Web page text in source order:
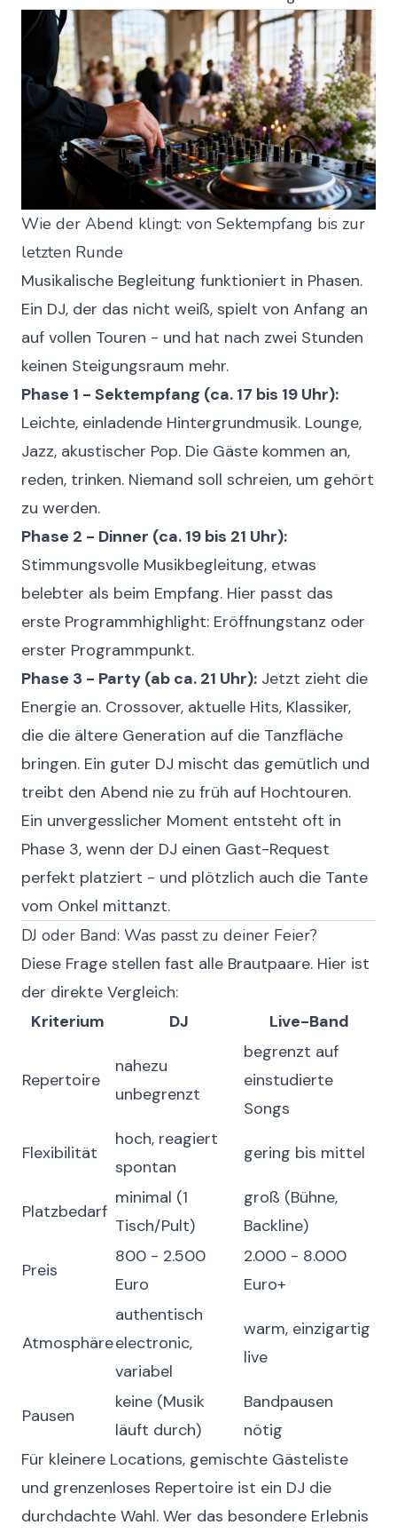
Wie der Abend klingt: von Sektempfang bis zur
letzten Runde
Musikalische Begleitung funktioniert in Phasen.
Ein DJ, der das nicht weiß, spielt von Anfang an
auf vollen Touren - und hat nach zwei Stunden
keinen Steigungsraum mehr.
Phase 1 - Sektempfang (ca. 17 bis 19 Uhr):
Leichte, einladende Hintergrundmusik. Lounge,
Jazz, akustischer Pop. Die Gäste kommen an,
reden, trinken. Niemand soll schreien, um gehört
zu werden.
Phase 2 - Dinner (ca. 19 bis 21 Uhr):
Stimmungsvolle Musikbegleitung, etwas
belebter als beim Empfang. Hier passt das
erste Programmhighlight: Eröffnungstanz oder
erster Programmpunkt.
Phase 3 - Party (ab ca. 21 Uhr): Jetzt zieht die
Energie an. Crossover, aktuelle Hits, Klassiker,
die die ältere Generation auf die Tanzfläche
bringen. Ein guter DJ mischt das gemütlich und
treibt den Abend nie zu früh auf Hochtouren.
Ein unvergesslicher Moment entsteht oft in
Phase 3, wenn der DJ einen Gast-Request
perfekt platziert - und plötzlich auch die Tante
vom Onkel mittanzt.
DJ oder Band: Was passt zu deiner Feier?
Diese Frage stellen fast alle Brautpaare. Hier ist
der direkte Vergleich:
Kriterium
DJ Live-Band
Repertoire
nahezu
unbegrenzt
begrenzt auf
einstudierte
Songs
Flexibilität
hoch, reagiert
spontan
gering bis mittel
Platzbedarf
minimal (1
Tisch/Pult)
groß (Bühne,
Backline)
Preis
800 - 2.500
Euro
2.000 - 8.000
Euro+
Atmosphäre
authentisch
electronic,
variabel
warm, einzigartig
live
Pausen
keine (Musik
läuft durch)
Bandpausen
nötig
Für kleinere Locations, gemischte Gästeliste
und grenzenloses Repertoire ist ein DJ die
durchdachte Wahl. Wer das besondere Erlebnis